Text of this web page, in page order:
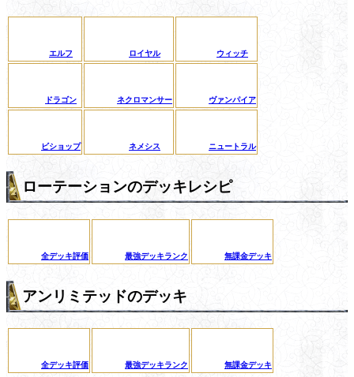
エルフ ロイヤル ウィッチ
ドラゴン ネクロマンサー ヴァンパイア
ビショップ ネメシス ニュートラル
ローテーションのデッキレシピ
全デッキ評価 最強デッキランク 無課金デッキ
アンリミテッドのデッキ
全デッキ評価 最強デッキランク 無課金デッキ